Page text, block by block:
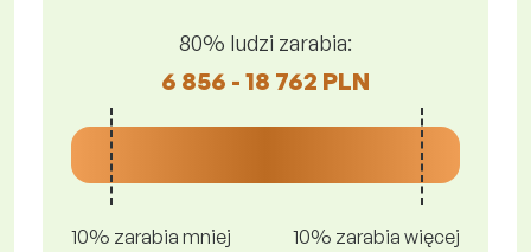
80% ludzi zarabia:
6 856 - 18 762 PLN
10% zarabia mniej
10% zarabia więcej